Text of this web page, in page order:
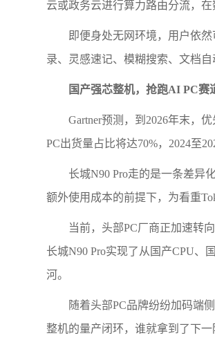
云或政务云进行算力路由分流，
即便身处无网环境，用户依
录、灵感速记、模糊搜索、文档
国产强芯整机，抢跑AI PC赛
Gartner预测，到2026年末，
PC出货量占比将达70%，2024至
长城N90 Pro走的是一条差异
额外使用成本的前提下，为看重
当前，头部PC厂商正加速转
长城N90 Pro实现了从国产CPU、
河。
随着头部PC品牌纷纷加码端
整机的量产闭环，谁就拿到了下一